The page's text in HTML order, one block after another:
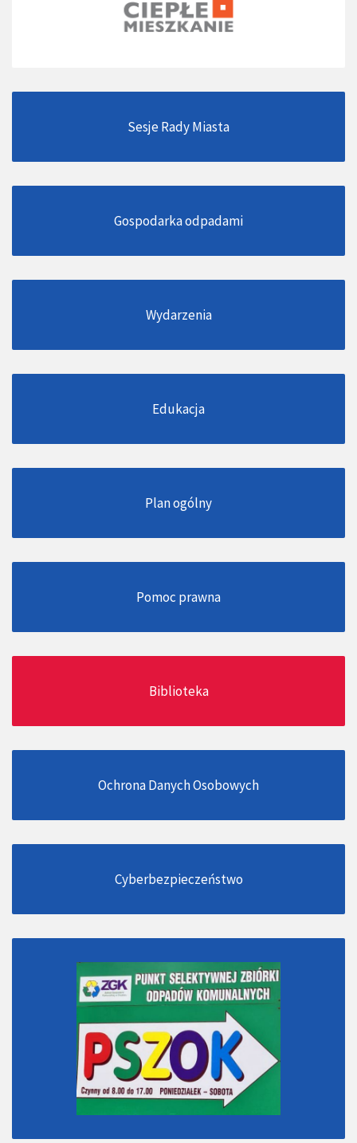
Sesje Rady Miasta
Gospodarka odpadami
Wydarzenia
Edukacja
Plan ogólny
Pomoc prawna
Biblioteka
Ochrona Danych Osobowych
Cyberbezpieczeństwo